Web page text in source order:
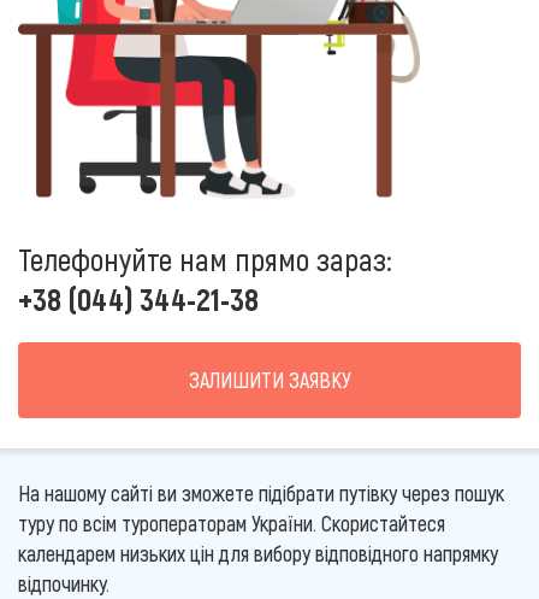
Телефонуйте нам прямо зараз:
+38 (044) 344-21-38
ЗАЛИШИТИ ЗАЯВКУ
На нашому сайті ви зможете підібрати путівку через пошук
туру по всім туроператорам України. Скористайтеся
календарем низьких цін для вибору відповідного напрямку
відпочинку.